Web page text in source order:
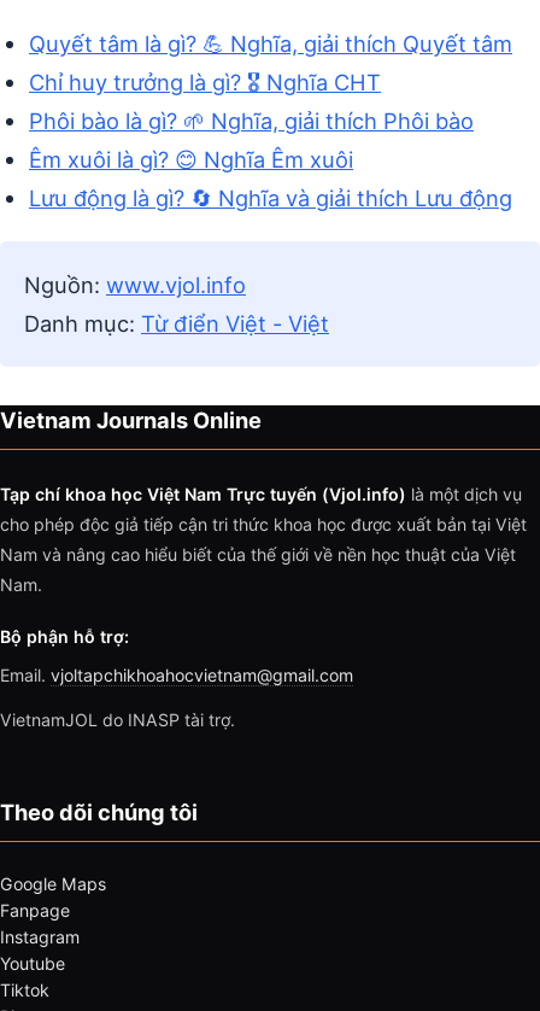
Quyết tâm là gì? 💪 Nghĩa, giải thích Quyết tâm
Chỉ huy trưởng là gì? 🎖️ Nghĩa CHT
Phôi bào là gì? 🌱 Nghĩa, giải thích Phôi bào
Êm xuôi là gì? 😊 Nghĩa Êm xuôi
Lưu động là gì? 🔄 Nghĩa và giải thích Lưu động
Nguồn: www.vjol.info
Danh mục: Từ điển Việt - Việt
Vietnam Journals Online
Tạp chí khoa học Việt Nam Trực tuyến (Vjol.info) là một dịch vụ
cho phép độc giả tiếp cận tri thức khoa học được xuất bản tại Việt
Nam và nâng cao hiểu biết của thế giới về nền học thuật của Việt
Nam.
Bộ phận hỗ trợ:
Email. vjoltapchikhoahocvietnam@gmail.com
VietnamJOL do INASP tài trợ.
Theo dõi chúng tôi
Google Maps
Fanpage
Instagram
Youtube
Tiktok